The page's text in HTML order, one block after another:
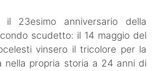
il 23esimo anniversario della
scudetto: il 14 maggio del
vinsero il tricolore per la
nella propria storia a 24 anni di